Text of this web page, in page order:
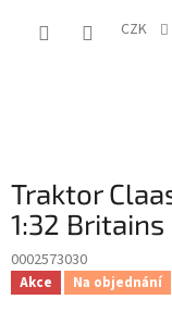
CZK
Traktor
1:32 Britains
0002573030
Akce Na objednání